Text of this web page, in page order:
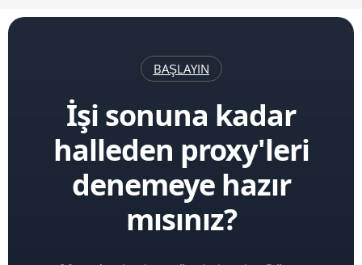
BAŞLAYIN
İşi sonuna kadar
halleden proxy'leri
denemeye hazır
mısınız?